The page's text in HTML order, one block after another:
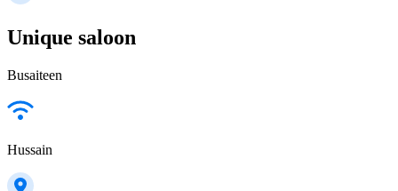
Unique saloon
Busaiteen
Hussain